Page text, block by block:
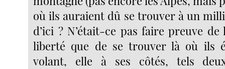
où ils auraient dû se trouver à un
d’ici ? N’était-ce pas faire preuve
liberté que de se trouver là où ils
volant, elle à ses côtés, tels